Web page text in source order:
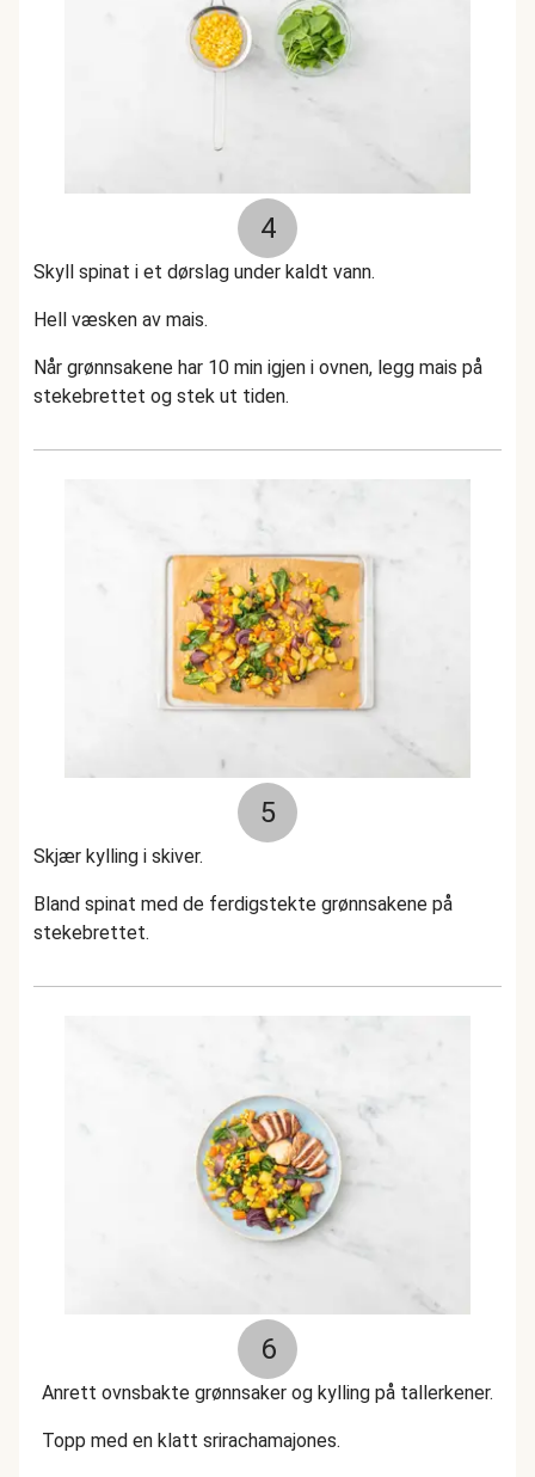
4
Skyll spinat i et dørslag under kaldt vann.
Hell væsken av mais.
Når grønnsakene har 10 min igjen i ovnen, legg mais på
stekebrettet og stek ut tiden.
5
Skjær kylling i skiver.
Bland spinat med de ferdigstekte grønnsakene på
stekebrettet.
6
Anrett ovnsbakte grønnsaker og kylling på tallerkener.
Topp med en klatt srirachamajones.